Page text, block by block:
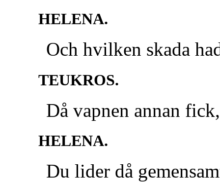
HELENA.
Och hvilken skada
TEUKROS.
Då vapnen annan
HELENA.
Du lider då